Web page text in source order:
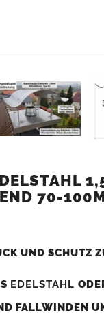
70-
UND SCHUTZ
EDELSTAHL
FALLWINDEN